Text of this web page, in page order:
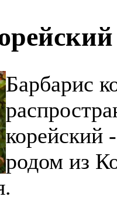
Барбарис
корейский
родом из